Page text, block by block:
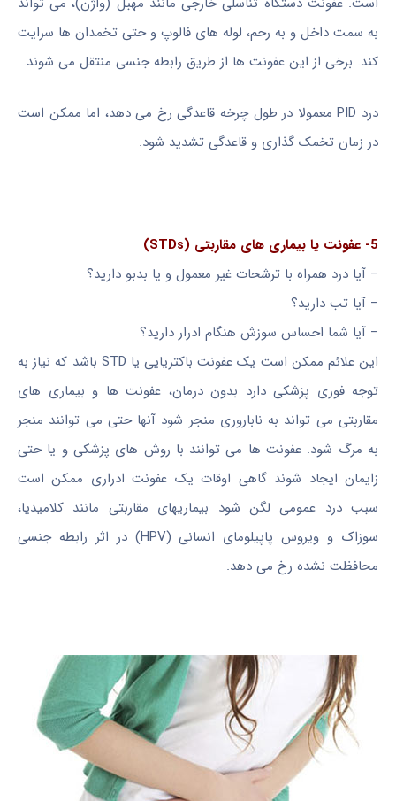
به سمت داخل و به رحم، لوله های فالوپ و حتی تخمدان ها سرایت
کند. برخی از این عفونت ها از طریق رابطه جنسی منتقل می شوند.
درد PID معمولا در طول چرخه قاعدگی رخ می دهد، اما ممکن است
در زمان تخمک گذاری و قاعدگی تشدید شود.
5- عفونت یا بیماری های مقاربتی (STDs)
– آیا درد همراه با ترشحات غیر معمول و یا بدبو دارید؟
– آیا تب دارید؟
– آیا شما احساس سوزش هنگام ادرار دارید؟
این علائم ممکن است یک عفونت باکتریایی یا STD باشد که نیاز به
توجه فوری پزشکی دارد بدون درمان، عفونت ها و بیماری های
مقاربتی می تواند به ناباروری منجر شود آنها حتی می توانند منجر
به مرگ شود. عفونت ها می توانند با روش های پزشکی و یا حتی
زایمان ایجاد شوند گاهی اوقات یک عفونت ادراری ممکن است
سبب درد عمومی لگن شود بیماریهای مقاربتی مانند کلامیدیا،
سوزاک و ویروس پاپیلومای انسانی (HPV) در اثر رابطه جنسی
محافظت نشده رخ می دهد.